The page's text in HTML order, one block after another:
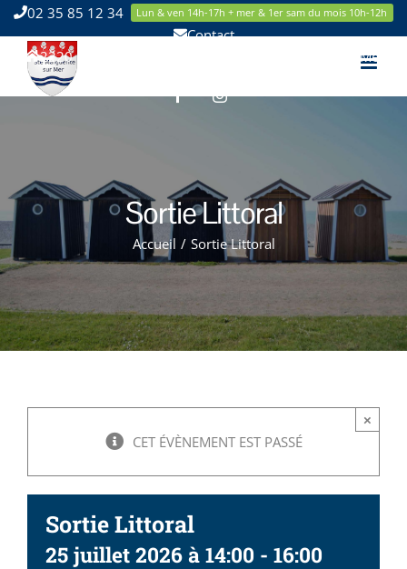
Passer
au
contenu
02 35 85 12 34 Lun & ven 14h-17h + mer & 1er sam du mois 10h-12h
Contact
2220 Route de la Mer 76119 Sainte Marguerite sur Mer
FacebookInstagram
Sortie Littoral
Accueil / Sortie Littoral
CET ÉVÈNEMENT EST PASSÉ
×
Sortie Littoral
25 juillet 2026 à 14:00 - 16:00